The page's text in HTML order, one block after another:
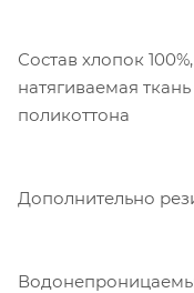
Состав хлопок
натягиваемая
поликоттона
Дополнительно